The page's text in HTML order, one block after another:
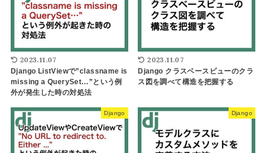
2023.11.07
Django ListViewで”classname is
missing a QuerySet…”という例
外が発生した時の対処法
2023.11.07
Django クラスベースビューのクラ
ス図を調べて構造を把握する
Django Django